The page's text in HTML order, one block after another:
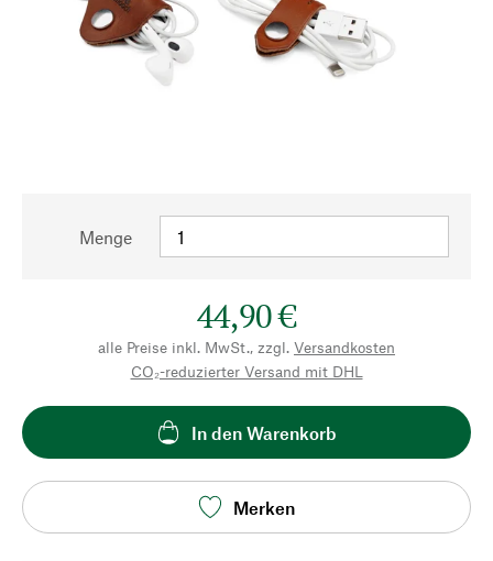
Menge
44,90 €
alle Preise inkl. MwSt., zzgl. Versandkosten
CO₂-reduzierter Versand mit DHL
In den Warenkorb
Merken